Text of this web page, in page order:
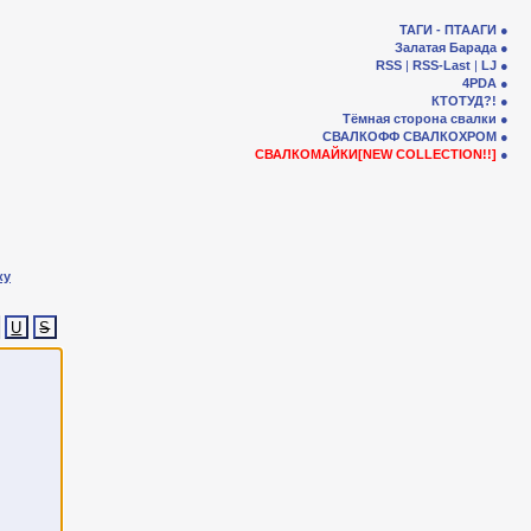
ТАГИ - ПТААГИ
Залатая Барада
RSS | RSS-Last | LJ
4PDA
КТОТУД?!
Тёмная сторона свалки
СВАЛКОФФ СВАЛКОХРОМ
СВАЛКОМАЙКИ[NEW COLLECTION!!]
S
U